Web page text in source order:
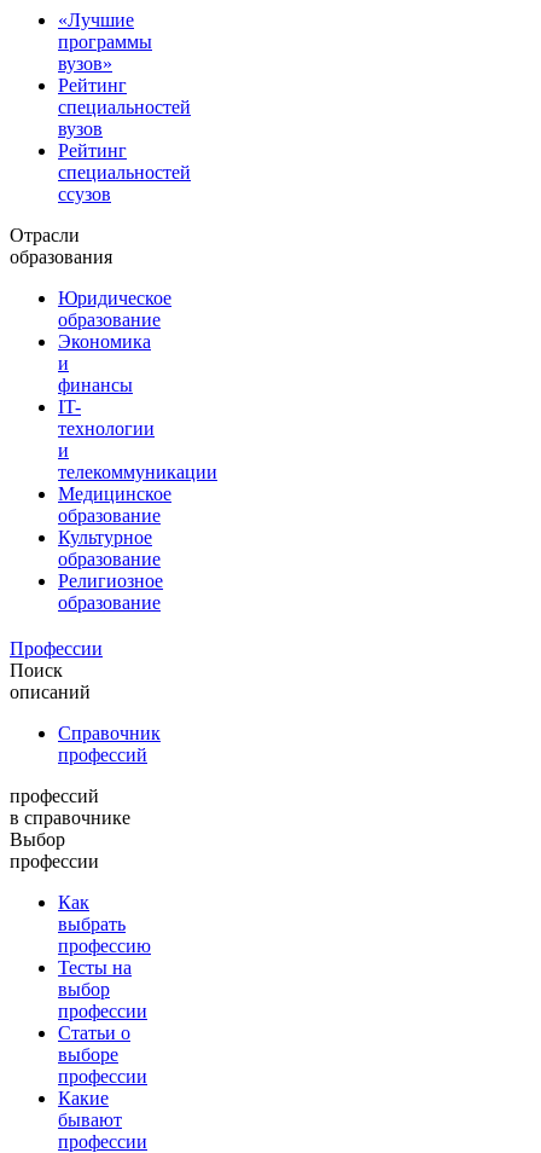
«Лучшие
программы
вузов»
Рейтинг
специальностей
вузов
Рейтинг
специальностей
ссузов
Отрасли
образования
Юридическое
образование
Экономика
и
финансы
IT-
технологии
и
телекоммуникации
Медицинское
образование
Культурное
образование
Религиозное
образование
Профессии
Поиск
описаний
Справочник
профессий
профессий
в справочнике
Выбор
профессии
Как
выбрать
профессию
Тесты на
выбор
профессии
Статьи о
выборе
профессии
Какие
бывают
профессии